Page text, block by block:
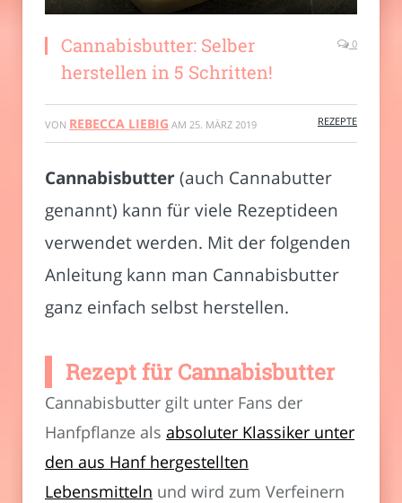
Cannabisbutter: Selber
herstellen in 5 Schritten!
0
VON REBECCA LIEBIG AM 25. MÄRZ 2019 REZEPTE
Cannabisbutter(auch Cannabutter
genannt) kann für viele Rezeptideen
verwendet werden. Mit der folgenden
Anleitung kann man Cannabisbutter
ganz einfach selbst herstellen.
Rezept für Cannabisbutter
Cannabisbutter gilt unter Fans der
Hanfpflanze als absoluter Klassiker unter
den aus Hanf hergestellten
Lebensmitteln und wird zum Verfeinern